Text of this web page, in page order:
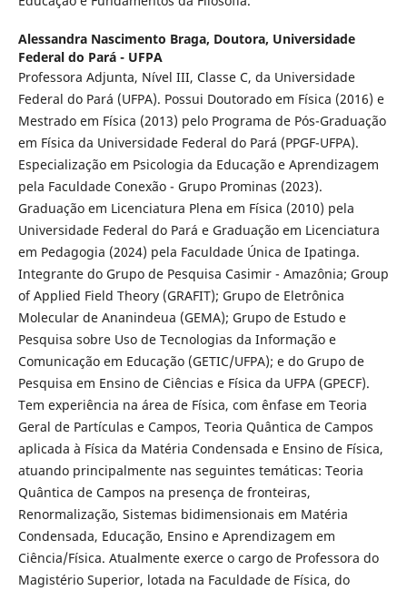
Alessandra Nascimento Braga, Doutora, Universidade
Federal do Pará - UFPA
Professora Adjunta, Nível III, Classe C, da Universidade
Federal do Pará (UFPA). Possui Doutorado em Física (2016) e
Mestrado em Física (2013) pelo Programa de Pós-Graduação
em Física da Universidade Federal do Pará (PPGF-UFPA).
Especialização em Psicologia da Educação e Aprendizagem
pela Faculdade Conexão - Grupo Prominas (2023).
Graduação em Licenciatura Plena em Física (2010) pela
Universidade Federal do Pará e Graduação em Licenciatura
em Pedagogia (2024) pela Faculdade Única de Ipatinga.
Integrante do Grupo de Pesquisa Casimir - Amazônia; Group
of Applied Field Theory (GRAFIT); Grupo de Eletrônica
Molecular de Ananindeua (GEMA); Grupo de Estudo e
Pesquisa sobre Uso de Tecnologias da Informação e
Comunicação em Educação (GETIC/UFPA); e do Grupo de
Pesquisa em Ensino de Ciências e Física da UFPA (GPECF).
Tem experiência na área de Física, com ênfase em Teoria
Geral de Partículas e Campos, Teoria Quântica de Campos
aplicada à Física da Matéria Condensada e Ensino de Física,
atuando principalmente nas seguintes temáticas: Teoria
Quântica de Campos na presença de fronteiras,
Renormalização, Sistemas bidimensionais em Matéria
Condensada, Educação, Ensino e Aprendizagem em
Ciência/Física. Atualmente exerce o cargo de Professora do
Magistério Superior, lotada na Faculdade de Física, do